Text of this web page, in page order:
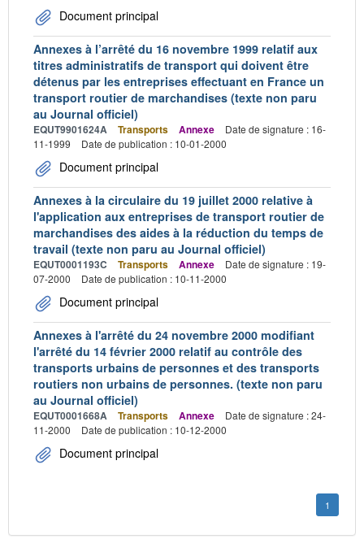
Document principal
Annexes à l’arrêté du 16 novembre 1999 relatif aux
titres administratifs de transport qui doivent être
détenus par les entreprises effectuant en France un
transport routier de marchandises (texte non paru
au Journal officiel)
EQUT9901624A Transports Annexe
Date de signature : 16-
11-1999
Date de publication : 10-01-2000
Document principal
Annexes à la circulaire du 19 juillet 2000 relative à
l'application aux entreprises de transport routier de
marchandises des aides à la réduction du temps de
travail (texte non paru au Journal officiel)
EQUT0001193C Transports Annexe
Date de signature : 19-
07-2000
Date de publication : 10-11-2000
Document principal
Annexes à l'arrêté du 24 novembre 2000 modifiant
l'arrêté du 14 février 2000 relatif au contrôle des
transports urbains de personnes et des transports
routiers non urbains de personnes. (texte non paru
au Journal officiel)
EQUT0001668A Transports Annexe
Date de signature : 24-
11-2000
Date de publication : 10-12-2000
Document principal
1